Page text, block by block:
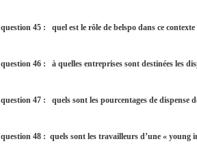
question 45 : quel est le rôle de belspo dans ce contexte
question 46 : à quelles entreprises sont destinées les
question 47 : quels sont les pourcentages de dispense
question 48 : quels sont les travailleurs d’une « young